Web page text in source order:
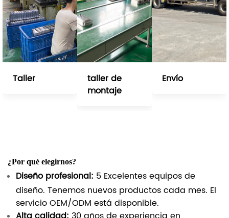
Taller
taller de
montaje
Envío
¿Por qué elegirnos?
Diseño profesional: 5 Excelentes equipos de
diseño. Tenemos nuevos productos cada mes. El
servicio OEM/ODM está disponible.